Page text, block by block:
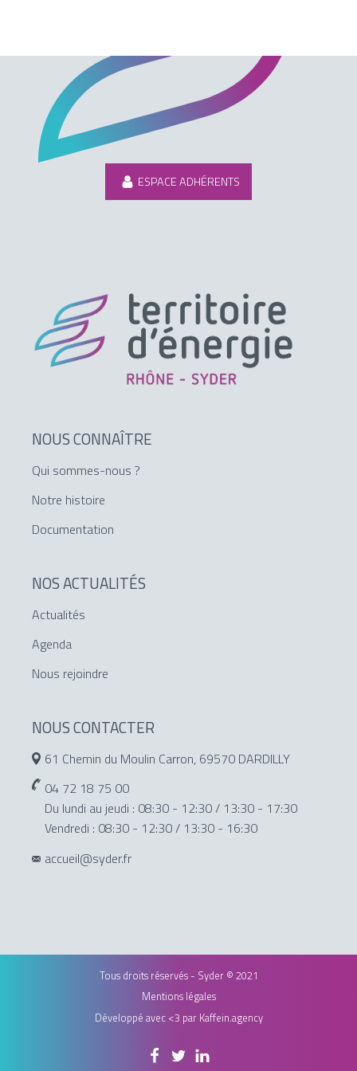
ESPACE ADHÉRENTS
NOUS CONNAÎTRE
Qui sommes-nous ?
Notre histoire
Documentation
NOS ACTUALITÉS
Actualités
Agenda
Nous rejoindre
NOUS CONTACTER
61 Chemin du Moulin Carron, 69570 DARDILLY
04 72 18 75 00
Du lundi au jeudi : 08:30 - 12:30 / 13:30 - 17:30
Vendredi : 08:30 - 12:30 / 13:30 - 16:30
accueil@syder.fr
Tous droits réservés - Syder © 2021
Mentions légales
Développé avec <3 par Kaffein.agency